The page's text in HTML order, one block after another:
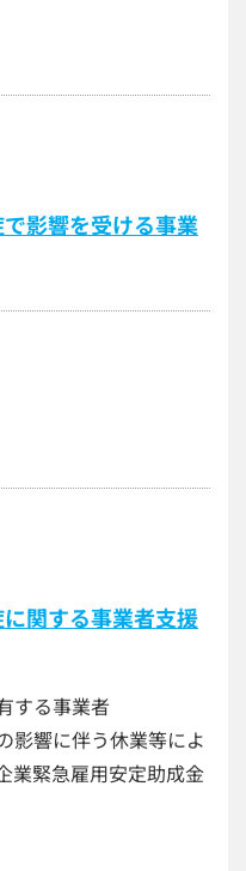
影響を受ける事業
関する事業者支援
する事業者
響に伴う休業等によ
業緊急雇用安定助成金